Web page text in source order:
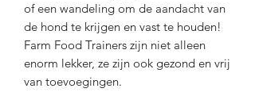
of een wandeling om de aandacht van
de hond te krijgen en vast te houden!
Farm Food Trainers zijn niet alleen
enorm lekker, ze zijn ook gezond en vrij
van toevoegingen.